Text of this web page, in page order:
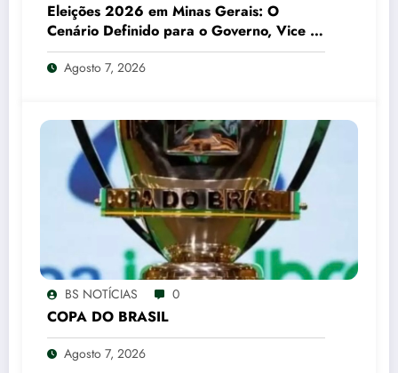
Eleições 2026 em Minas Gerais: O
Cenário Definido para o Governo, Vice e
Senado
Agosto 7, 2026
BS NOTÍCIAS 0
COPA DO BRASIL
Agosto 7, 2026